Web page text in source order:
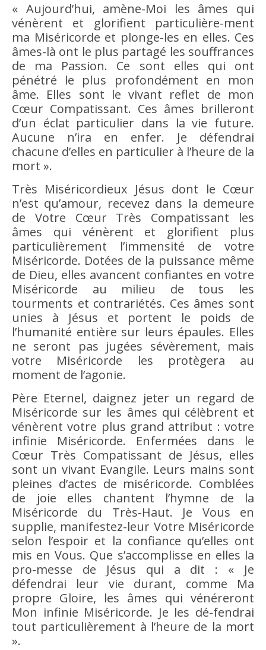
« Aujourd’hui, amène-Moi les âmes qui
vénèrent et glorifient particulière-ment
ma Miséricorde et plonge-les en elles. Ces
âmes-là ont le plus partagé les souffrances
de ma Passion. Ce sont elles qui ont
pénétré le plus profondément en mon
âme. Elles sont le vivant reflet de mon
Cœur Compatissant. Ces âmes brilleront
d’un éclat particulier dans la vie future.
Aucune n’ira en enfer. Je défendrai
chacune d’elles en particulier à l’heure de la
mort ».
Très Miséricordieux Jésus dont le Cœur
n’est qu’amour, recevez dans la demeure
de Votre Cœur Très Compatissant les
âmes qui vénèrent et glorifient plus
particulièrement l’immensité de votre
Miséricorde. Dotées de la puissance même
de Dieu, elles avancent confiantes en votre
Miséricorde au milieu de tous les
tourments et contrariétés. Ces âmes sont
unies à Jésus et portent le poids de
l’humanité entière sur leurs épaules. Elles
ne seront pas jugées sévèrement, mais
votre Miséricorde les protègera au
moment de l’agonie.
Père Eternel, daignez jeter un regard de
Miséricorde sur les âmes qui célèbrent et
vénèrent votre plus grand attribut : votre
infinie Miséricorde. Enfermées dans le
Cœur Très Compatissant de Jésus, elles
sont un vivant Evangile. Leurs mains sont
pleines d’actes de miséricorde. Comblées
de joie elles chantent l’hymne de la
Miséricorde du Très-Haut. Je Vous en
supplie, manifestez-leur Votre Miséricorde
selon l’espoir et la confiance qu’elles ont
mis en Vous. Que s’accomplisse en elles la
pro-messe de Jésus qui a dit : « Je
défendrai leur vie durant, comme Ma
propre Gloire, les âmes qui vénéreront
Mon infinie Miséricorde. Je les dé-fendrai
tout particulièrement à l’heure de la mort
».